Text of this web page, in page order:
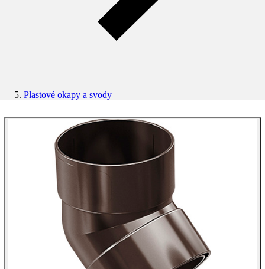
Plastové okapy a svody